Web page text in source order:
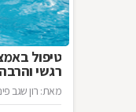
טיפול
רגשי
מאת: רון שגב